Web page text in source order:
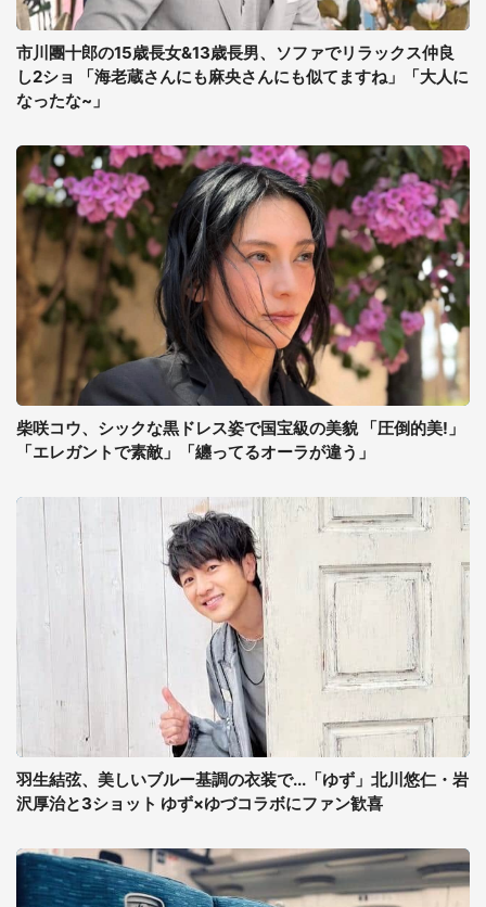
市川團十郎の15歳長女&13歳長男、ソファでリラックス仲良
し2ショ 「海老蔵さんにも麻央さんにも似てますね」「大人に
なったな~」
柴咲コウ、シックな黒ドレス姿で国宝級の美貌 「圧倒的美!」
「エレガントで素敵」「纏ってるオーラが違う」
羽生結弦、美しいブルー基調の衣装で...「ゆず」北川悠仁・岩
沢厚治と3ショット ゆず×ゆづコラボにファン歓喜